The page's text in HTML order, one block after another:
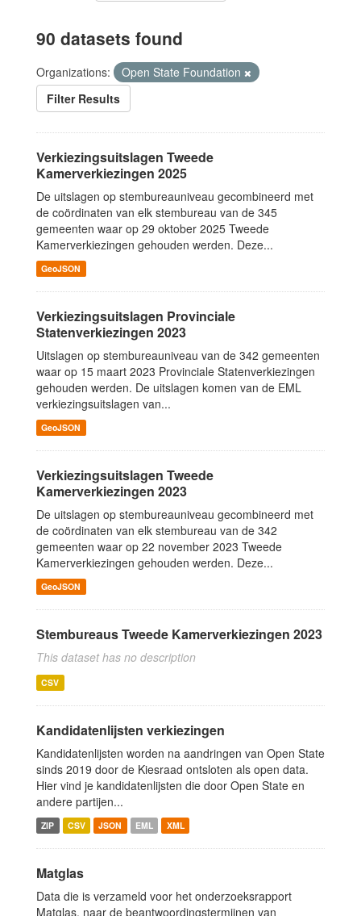
90 datasets found
Organizations:
Open State Foundation
Filter Results
Verkiezingsuitslagen Tweede
Kamerverkiezingen 2025
De uitslagen op stembureauniveau gecombineerd met
de coördinaten van elk stembureau van de 345
gemeenten waar op 29 oktober 2025 Tweede
Kamerverkiezingen gehouden werden. Deze...
GeoJSON
Verkiezingsuitslagen Provinciale
Statenverkiezingen 2023
Uitslagen op stembureauniveau van de 342 gemeenten
waar op 15 maart 2023 Provinciale Statenverkiezingen
gehouden werden. De uitslagen komen van de EML
verkiezingsuitslagen van...
GeoJSON
Verkiezingsuitslagen Tweede
Kamerverkiezingen 2023
De uitslagen op stembureauniveau gecombineerd met
de coördinaten van elk stembureau van de 342
gemeenten waar op 22 november 2023 Tweede
Kamerverkiezingen gehouden werden. Deze...
GeoJSON
Stembureaus Tweede Kamerverkiezingen 2023
This dataset has no description
CSV
Kandidatenlijsten verkiezingen
Kandidatenlijsten worden na aandringen van Open State
sinds 2019 door de Kiesraad ontsloten als open data.
Hier vind je kandidatenlijsten die door Open State en
andere partijen...
ZIP CSV JSON EML XML
Matglas
Data die is verzameld voor het onderzoeksrapport
Matglas, naar de beantwoordingstermijnen van